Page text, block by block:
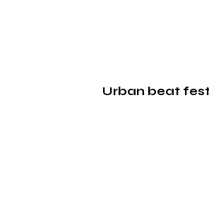
Urban beat